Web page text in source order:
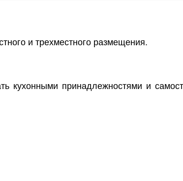
и трехместного размещения.
кухонными принадлежностями и